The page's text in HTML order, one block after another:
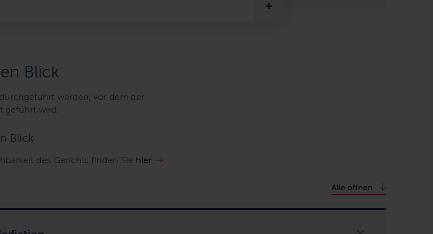
Blick
werden, vor dem der
geführt wird.
Blick
des Gerichts finden Sie hier .
Alle öffnen